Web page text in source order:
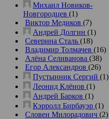
Михаил Новиков-
Новгородцев (1)
Виктор Медиков (7)
Андрей Долгин (1)
Северина Сталь (18)
Владимир Толмачев (16)
Алёна Селиванова (38)
Егор Александров (26)
Пустынник Сергий (1)
Леонид Клёнов (1)
Андрей Барков (1)
Кэрролл Бирбауэр (1)
Словен Милорадович (2)